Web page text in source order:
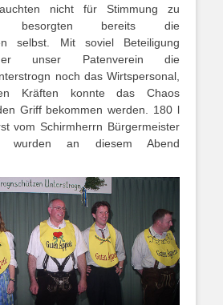
nicht für Stimmung zu
besorgten bereits die
selbst. Mit soviel Beteiligung
unser Patenverein die
noch das Wirtspersonal,
Kräften konnte das Chaos
Griff bekommen werden. 180 l
vom Schirmherrn Bürgermeister
wurden an diesem Abend